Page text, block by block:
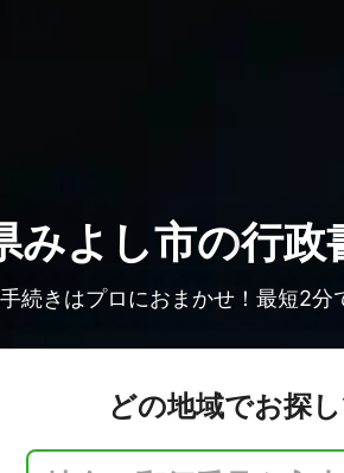
みよし市の行政
続きはプロにおまかせ！最短2分
どの地域でお探